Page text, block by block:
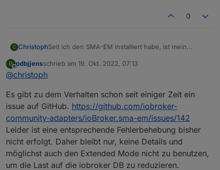
0
C ChristophSeit ich den SMA-EM installiert habe, ist mein
Die VIS schläft auch nach einer gewissen zeit ein,
Prozessorlast immer so um 50%
Proxmox Host ist ein Nuc i3 mit 16 GB
Tripower 8.0 SE lesen kann, habe ich ihn mal
testweise ausgeschaltet. Siehe da. Prozessorlast bei
Ich gehe davon aus, das der Adapter auf jeden
Multicast reagiert und dadurch ziemlich
ressourcenhungrig ist.
sma-em.0.3011949685.pregard
modbus.0.inputRegisters.30865_Leistung_Bezug
sma-em.0.3011949685.pregardcounter
modbus.0.inputRegisters.30581_Zählerstand_Bezugs
P
Offline
pdbjjensschrieb am 19. Okt. 2022, 07:13
zuletzt editiert von
@christoph
Es gibt zu dem Verhalten schon seit einiger Zeit ein
issue auf GitHub. https://github.com/iobroker-
community-adapters/ioBroker.sma-em/issues/142
Leider ist eine entsprechende Fehlerbehebung bisher
nicht erfolgt. Daher bleibt nur, keine Details und
möglichst auch den Extended Mode nicht zu benutzen,
um die Last auf die iobroker DB zu reduzieren.